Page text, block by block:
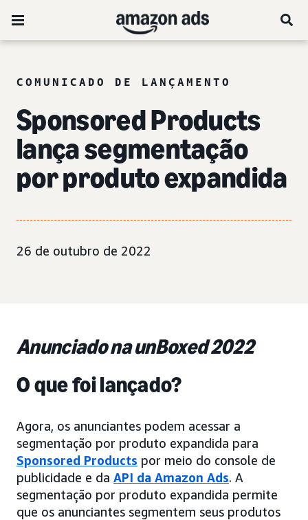
COMUNICADO DE LANÇAMENTO
Sponsored Products
lança segmentação
por produto expandida
26 de outubro de 2022
Anunciado na unBoxed 2022
O que foi lançado?
Agora, os anunciantes podem acessar a
segmentação por produto expandida para
Sponsored Products por meio do console de
publicidade e da API da Amazon Ads. A
segmentação por produto expandida permite
que os anunciantes segmentem seus produtos